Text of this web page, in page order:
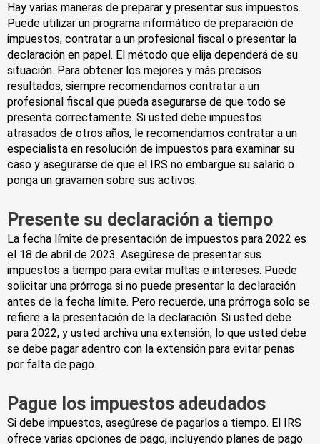
Hay varias maneras de preparar y presentar sus impuestos.
Puede utilizar un programa informático de preparación de
impuestos, contratar a un profesional fiscal o presentar la
declaración en papel. El método que elija dependerá de su
situación. Para obtener los mejores y más precisos
resultados, siempre recomendamos contratar a un
profesional fiscal que pueda asegurarse de que todo se
presenta correctamente. Si usted debe impuestos
atrasados de otros años, le recomendamos contratar a un
especialista en resolución de impuestos para examinar su
caso y asegurarse de que el IRS no embargue su salario o
ponga un gravamen sobre sus activos.
Presente su declaración a tiempo
La fecha límite de presentación de impuestos para 2022 es
el 18 de abril de 2023. Asegúrese de presentar sus
impuestos a tiempo para evitar multas e intereses. Puede
solicitar una prórroga si no puede presentar la declaración
antes de la fecha límite. Pero recuerde, una prórroga solo se
refiere a la presentación de la declaración. Si usted debe
para 2022, y usted archiva una extensión, lo que usted debe
se debe pagar adentro con la extensión para evitar penas
por falta de pago.
Pague los impuestos adeudados
Si debe impuestos, asegúrese de pagarlos a tiempo. El IRS
ofrece varias opciones de pago, incluyendo planes de pago